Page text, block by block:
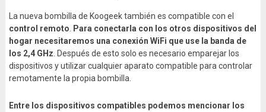
La nueva bombilla de Koogeek también es compatible con el
control remoto
Para conectarla con los otros dispositivos del
hogar necesitaremos una conexión WiFi que use la banda de
los 2,4 GHz . Después de esto solo es necesario emparejar los
dispositivos y utilizar cualquier aparato compatible para controlar
remotamente la propia bombilla.
Entre los dispositivos compatibles podemos mencionar los